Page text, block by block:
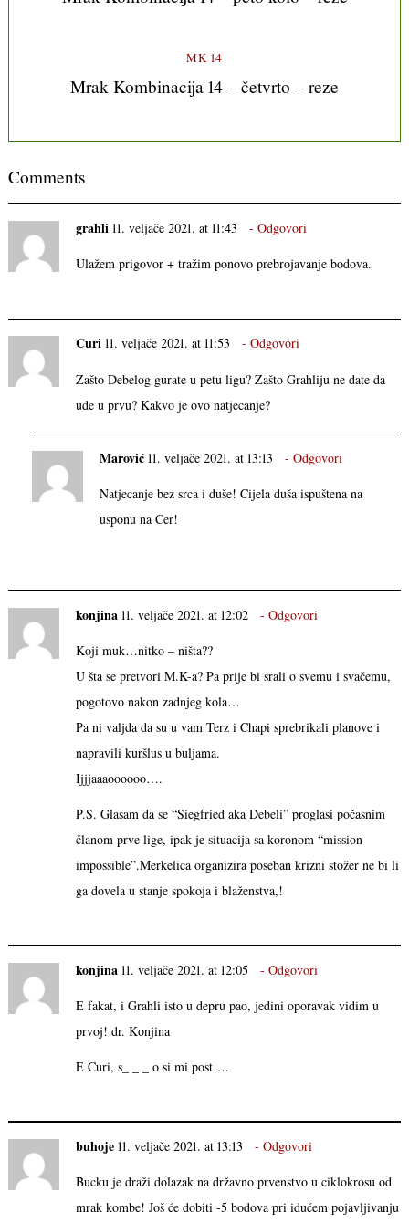
MK 14
Mrak Kombinacija 14 – četvrto – reze
Comments
grahli 11. veljače 2021. at 11:43 Odgovori
Ulažem prigovor + tražim ponovo prebrojavanje bodova.
Curi 11. veljače 2021. at 11:53 Odgovori
Zašto Debelog gurate u petu ligu? Zašto Grahliju ne date da
uđe u prvu? Kakvo je ovo natjecanje?
Marović 11. veljače 2021. at 13:13 Odgovori
Natjecanje bez srca i duše! Cijela duša ispuštena na
usponu na Cer!
konjina 11. veljače 2021. at 12:02 Odgovori
Koji muk…nitko – ništa??
U šta se pretvori M.K-a? Pa prije bi srali o svemu i svačemu,
pogotovo nakon zadnjeg kola…
Pa ni valjda da su u vam Terz i Chapi sprebrikali planove i
napravili kuršlus u buljama.
Ijjjaaaoooooo….
P.S. Glasam da se “Siegfried aka Debeli” proglasi počasnim
članom prve lige, ipak je situacija sa koronom “mission
impossible”.Merkelica organizira poseban krizni stožer ne bi li
ga dovela u stanje spokoja i blaženstva,!
konjina 11. veljače 2021. at 12:05 Odgovori
E fakat, i Grahli isto u depru pao, jedini oporavak vidim u
prvoj! dr. Konjina
E Curi, s_ _ _ o si mi post….
buhoje 11. veljače 2021. at 13:13 Odgovori
Bucku je draži dolazak na državno prvenstvo u ciklokrosu od
mrak kombe! Još će dobiti -5 bodova pri idućem pojavljivanju